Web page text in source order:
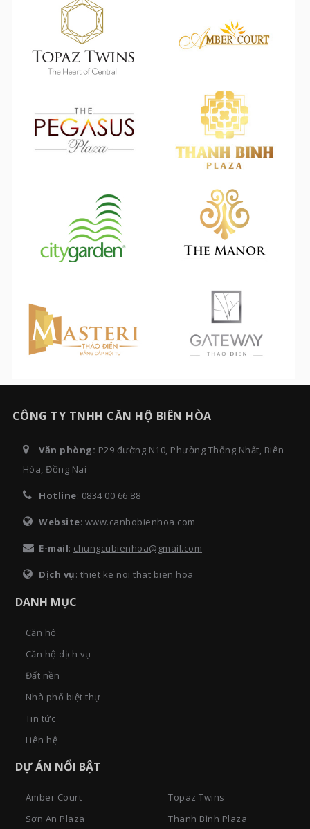
CÔNG TY TNHH CĂN HỘ BIÊN HÒA
Văn phòng: P29 đường N10, Phường Thống Nhất, Biên
Hòa, Đồng Nai
Hotline: 0834 00 66 88
Website: www.canhobienhoa.com
E-mail: chungcubienhoa@gmail.com
Dịch vụ: thiet ke noi that bien hoa
DANH MỤC
Căn hộ
Căn hộ dịch vụ
Đất nền
Nhà phố biệt thự
Tin tức
Liên hệ
DỰ ÁN NỔI BẬT
Amber Court
Topaz Twins
Sơn An Plaza
Thanh Bình Plaza